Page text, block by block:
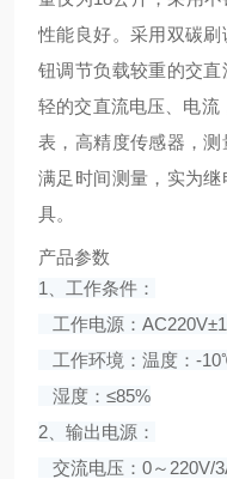
性能良好。采用双碳
钮调节负载较重的交
轻的交直流电压、电流
表，高精度传感器，
满足时间测量，实为
具。
产品参数
1、工作条件：
工作电源：
工作环境：温度：-
湿度：≤85%
2、输出电源：
交流电压：0～220V/